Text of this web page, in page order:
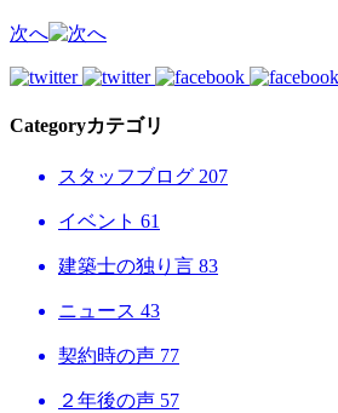
次へ
Categoryカテゴリ
スタッフブログ 207
イベント 61
建築士の独り言 83
ニュース 43
契約時の声 77
２年後の声 57